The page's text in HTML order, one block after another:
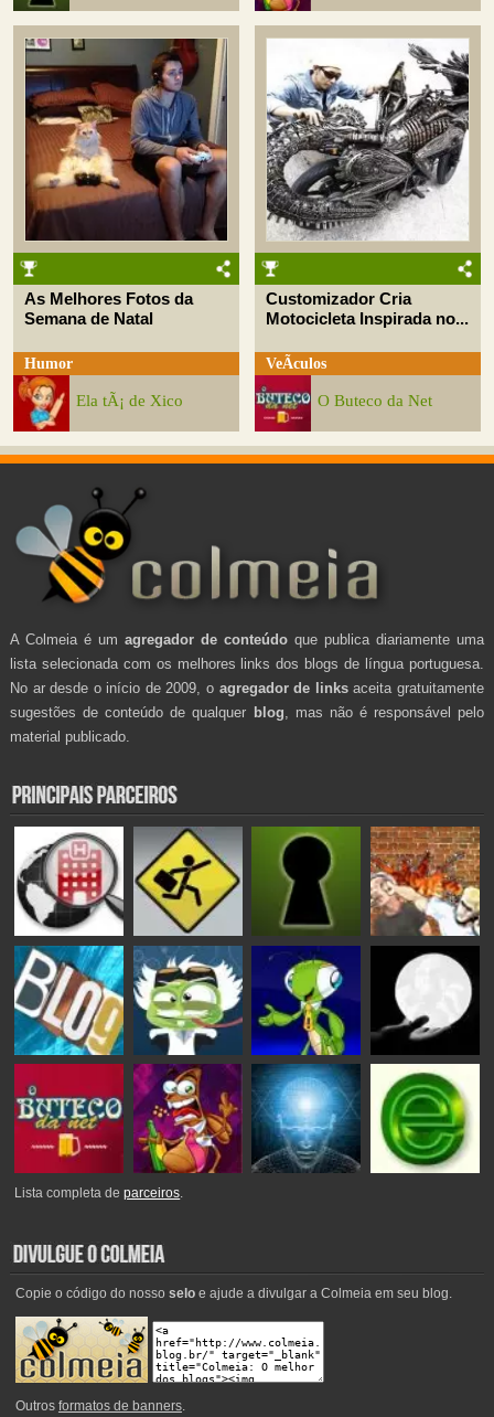
As Melhores Fotos da
Semana de Natal
Humor
Ela tÃ¡ de Xico
Customizador Cria
Motocicleta Inspirada no...
VeÃ­culos
O Buteco da Net
A Colmeia é um agregador de conteúdo que publica diariamente uma
lista selecionada com os melhores links dos blogs de língua portuguesa.
No ar desde o início de 2009, o agregador de linksaceita gratuitamente
sugestões de conteúdo de qualquer blog , mas não é responsável pelo
material publicado.
Lista completa deparceiros.
Copie o código do nosso seloe ajude a divulgar a Colmeia em seu blog.
Outros formatos de banners.